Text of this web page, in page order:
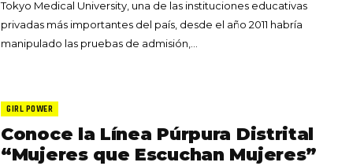
Tokyo Medical University, una de las instituciones educativas
privadas más importantes del país, desde el año 2011 habría
manipulado las pruebas de admisión,…
GIRL POWER
Conoce la Línea Púrpura Distrital
“Mujeres que Escuchan Mujeres”